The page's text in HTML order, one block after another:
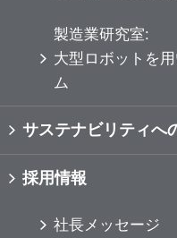
製造業研究室:
大型ロボットを
ム
サステナビリティへ
採用情報
社長メッセージ